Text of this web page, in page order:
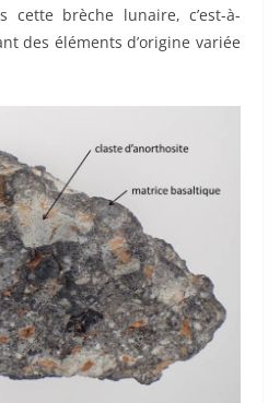
cette brèche lunaire, c’est-à-
des éléments d’origine variée